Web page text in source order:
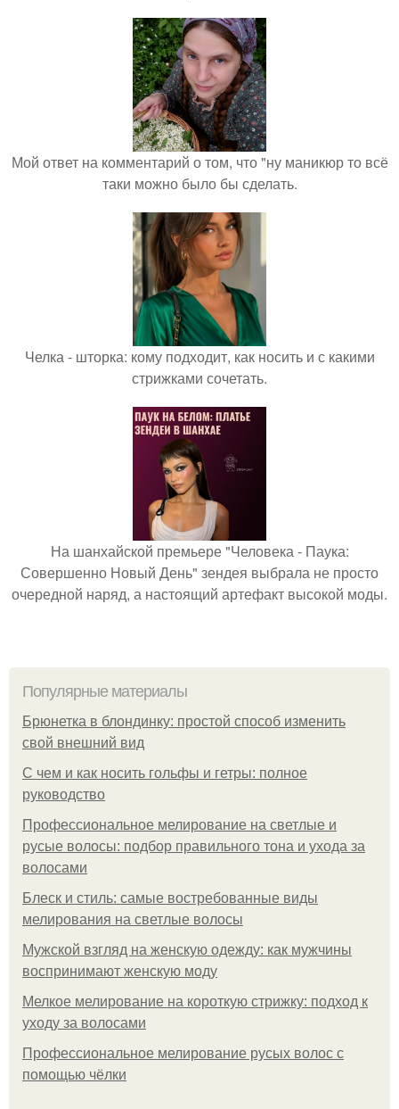
Мой ответ на комментарий о том, что "ну маникюр то всё
таки можно было бы сделать.
Челка - шторка: кому подходит, как носить и с какими
стрижками сочетать.
На шанхайской премьере "Человека - Паука:
Совершенно Новый День" зендея выбрала не просто
очередной наряд, а настоящий артефакт высокой моды.
Популярные материалы
Брюнетка в блондинку: простой способ изменить
свой внешний вид
С чем и как носить гольфы и гетры: полное
руководство
Профессиональное мелирование на светлые и
русые волосы: подбор правильного тона и ухода за
волосами
Блеск и стиль: самые востребованные виды
мелирования на светлые волосы
Мужской взгляд на женскую одежду: как мужчины
воспринимают женскую моду
Мелкое мелирование на короткую стрижку: подход к
уходу за волосами
Профессиональное мелирование русых волос с
помощью чёлки